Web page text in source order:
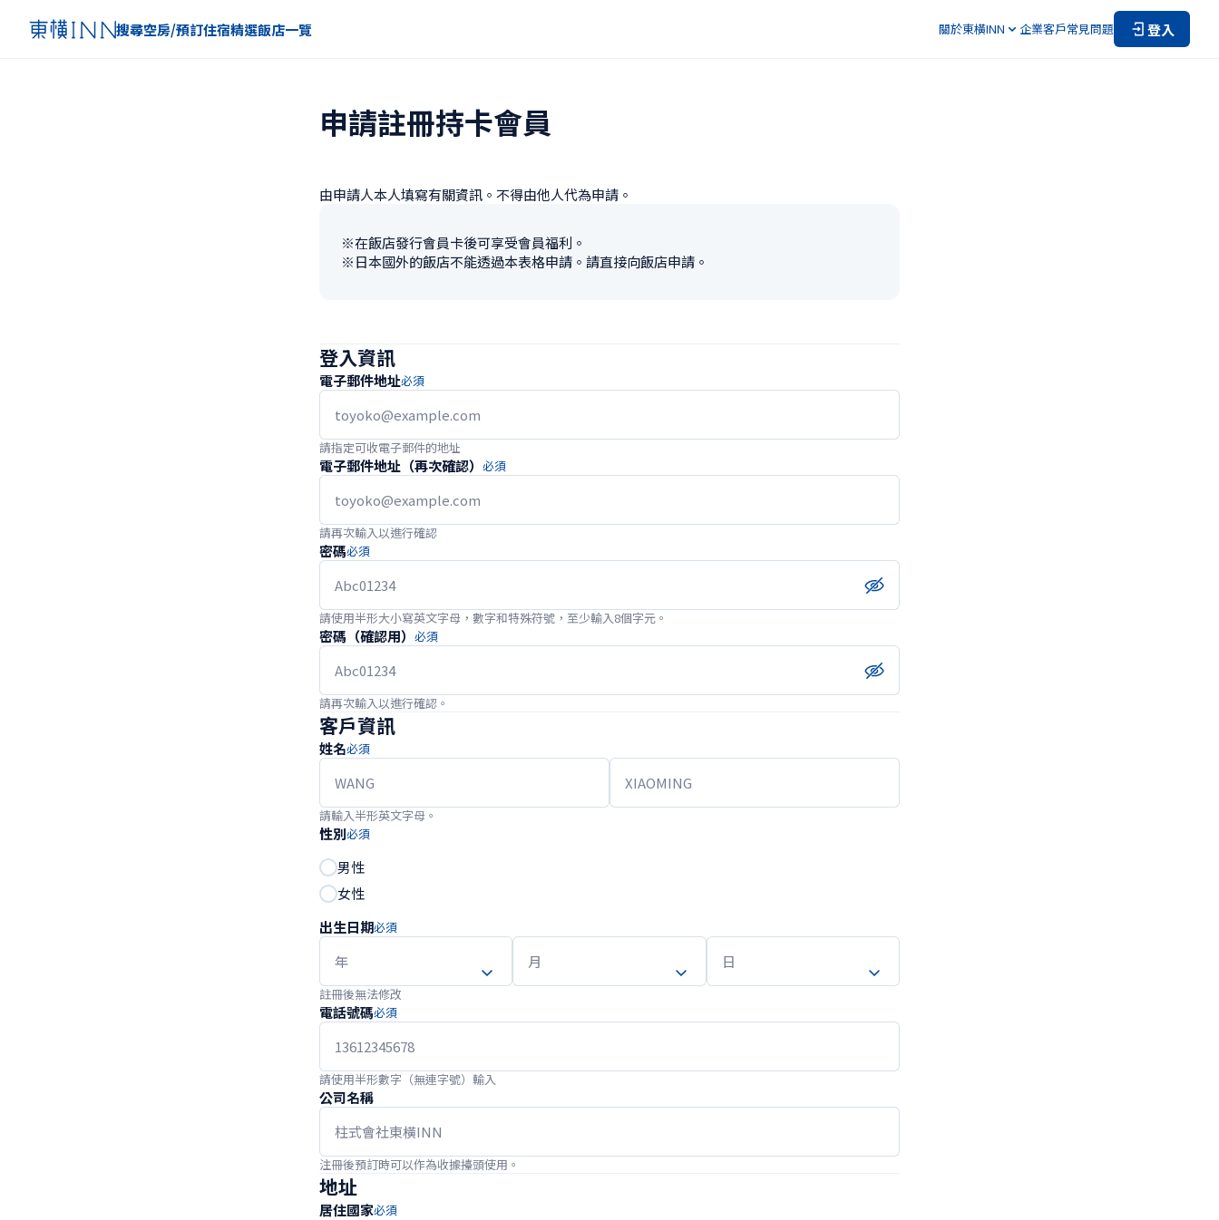
搜尋空房/預訂住宿精選飯店一覽 關於東橫INN 企業客戶常見問題 登入
申請註冊持卡會員
由申請人本人填寫有關資訊。不得由他人代為申請。
※在飯店發行會員卡後可享受會員福利。
※日本國外的飯店不能透過本表格申請。請直接向飯店申請。
登入資訊
電子郵件地址必須
請指定可收電子郵件的地址
電子郵件地址（再次確認） 必須
請再次輸入以進行確認
密碼必須
請使用半形大小寫英文字母，數字和特殊符號，至少輸入8個字元。
密碼（確認用） 必須
請再次輸入以進行確認。
客戶資訊
姓名必須
請輸入半形英文字母。
性別必須
男性
女性
出生日期必須
註冊後無法修改
電話號碼必須
請使用半形數字（無連字號）輸入
公司名稱
注冊後預訂時可以作為收據擡頭使用。
地址
居住國家必須